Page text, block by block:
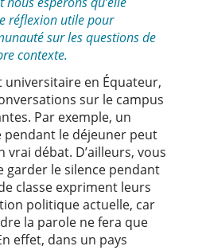
réflexion utile pour
sur les questions de
contexte.
universitaire en Équateur,
sur le campus
Par exemple, un
le déjeuner peut
débat. D’ailleurs, vous
garder le silence pendant
classe expriment leurs
politique actuelle, car
la parole ne fera que
effet, dans un pays